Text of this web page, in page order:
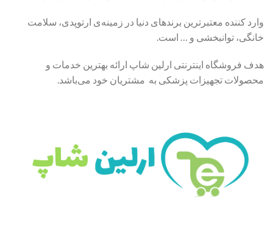
وارد کننده معتبرترین برندهای دنیا در زمینه‌ی ارتوپدی، سلامت
خانگی، توانبخشی و … است.
هدف فروشگاه اینترنتی ارلین شاپ ارائه بهترین خدمات و
محصولات تجهیزات پزشکی به مشتریان خود می‌باشد.